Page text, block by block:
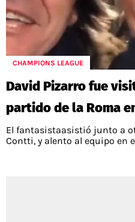
CHAMPIONS LEAGUE
David Pizarro fue
partido de la Roma
El fantasistaasistió junto a
Contti, y alento al equipo en